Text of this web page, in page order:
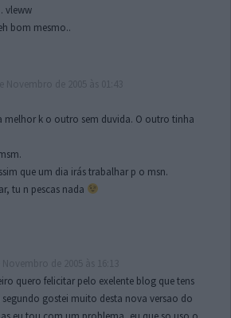
vleww
bom mesmo..
melhor k o outro sem duvida. O outro tinha
que um dia irás trabalhar p o msn.
tu n pescas nada
quero felicitar pelo exelente blog que tens
segundo gostei muito desta nova versao do